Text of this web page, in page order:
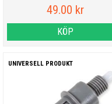
49.00 kr
KÖP
UNIVERSELL PRODUKT